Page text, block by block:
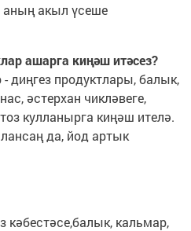
аның акыл үсеше
ашарга киңәш итәсез?
диңгез продуктлары, балык,
әстерхан чикләвеге,
кулланырга киңәш ителә.
да, йод артык
кәбестәсе,балык, кальмар,